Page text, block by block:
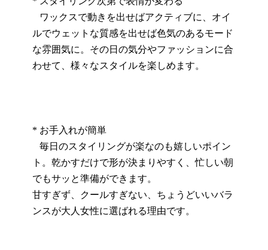
ワックスで動きを出せばアクティブに、オイ
ルでウェットな質感を出せば色気のあるモード
な雰囲気に。その日の気分やファッションに合
わせて、様々なスタイルを楽しめます。
* お手入れが簡単
毎日のスタイリングが楽なのも嬉しいポイン
ト。乾かすだけで形が決まりやすく、忙しい朝
でもサッと準備ができます。
甘すぎず、クールすぎない、ちょうどいいバラ
ンスが大人女性に選ばれる理由です。